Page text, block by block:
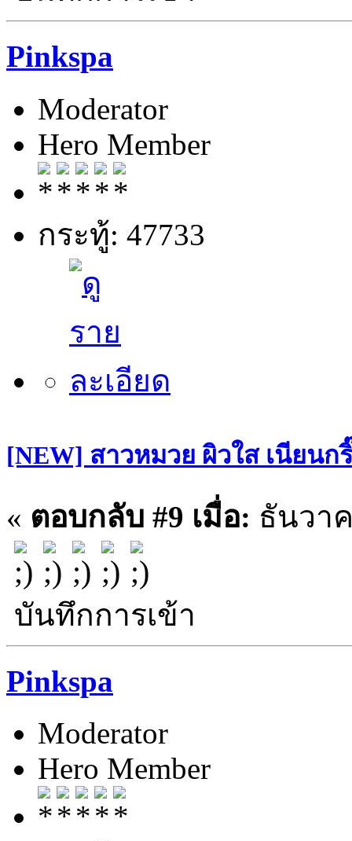
Pinkspa
Moderator
Hero Member
กระทู้: 47733
[NEW] สาวหมวย ผิวใส เนียนก
« ตอบกลับ #9 เมื่อ: ธันวาค
บันทึกการเข้า
Pinkspa
Moderator
Hero Member